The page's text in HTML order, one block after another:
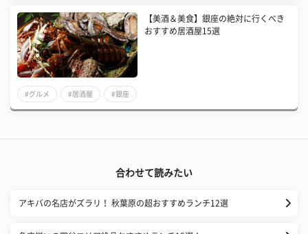
【美酒＆美食】銀座の絶対に行くべき
おすすめ居酒屋15選
#グルメ #居酒屋 #銀座
合わせて読みたい
アキバの名店がズラリ！ 秋葉原の超おすすめランチ12選